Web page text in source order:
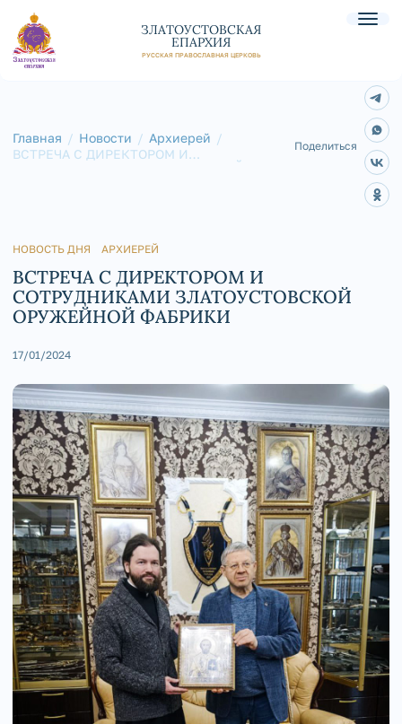
ЗЛАТОУСТОВСКАЯ
ЕПАРХИЯ
РУССКАЯ ПРАВОСЛАВНАЯ ЦЕРКОВЬ
Главная Новости
Архиерей
ВСТРЕЧА С ДИРЕКТОРОМ И
СОТРУДНИКАМИ ЗЛАТОУСТОВСКОЙ
Поделиться
НОВОСТЬ ДНЯ АРХИЕРЕЙ
ВСТРЕЧА С ДИРЕКТОРОМ И
СОТРУДНИКАМИ ЗЛАТОУСТОВСКОЙ
ОРУЖЕЙНОЙ ФАБРИКИ
17/01/2024